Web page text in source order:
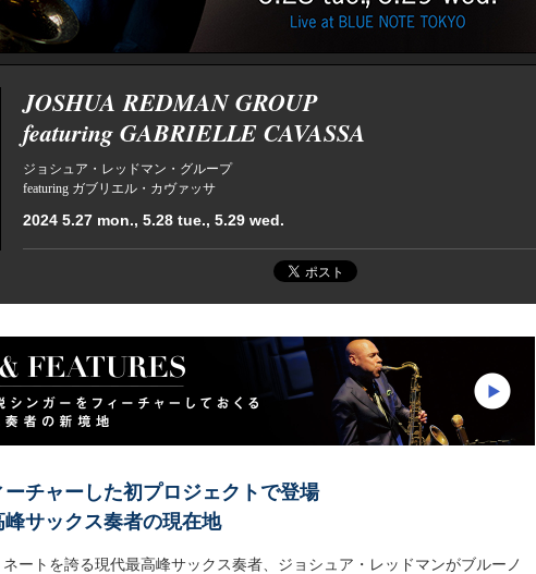
JOSHUA REDMAN GROUP
featuring GABRIELLE CAVASSA
ジョシュア・レッドマン・グループ
featuring ガブリエル・カヴァッサ
2024 5.27 mon., 5.28 tue., 5.29 wed.
チャーした初プロジェクトで登場
サックス奏者の現在地
ートを誇る現代最高峰サックス奏者、ジョシュア・レッドマンがブルーノ